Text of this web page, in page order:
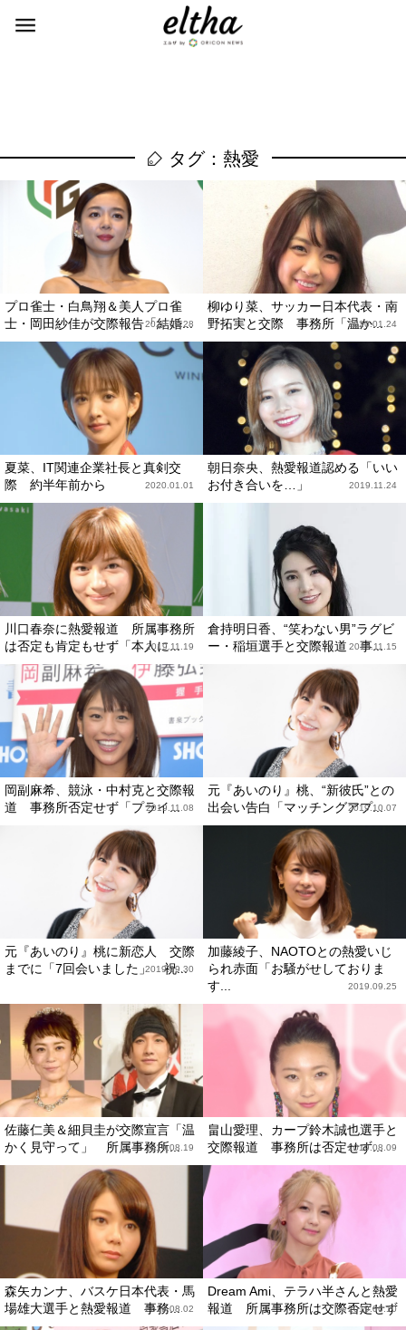
タグ：熱愛
プロ雀士・白鳥翔＆美人プロ雀
士・岡田紗佳が交際報告「結婚...
2020.04.28
柳ゆり菜、サッカー日本代表・南
野拓実と交際 事務所「温か...
2020.01.24
夏菜、IT関連企業社長と真剣交
際 約半年前から
2020.01.01
朝日奈央、熱愛報道認める「いい
お付き合いを…」
2019.11.24
川口春奈に熱愛報道 所属事務所
は否定も肯定もせず「本人に...
2019.11.19
倉持明日香、“笑わない男”ラグビ
ー・稲垣選手と交際報道 事...
2019.11.15
岡副麻希、競泳・中村克と交際報
道 事務所否定せず「プライ...
2019.11.08
元『あいのり』桃、“新彼氏”との
出会い告白「マッチングアプ...
2019.10.07
元『あいのり』桃に新恋人 交際
までに「7回会いました」 祝...
2019.09.30
加藤綾子、NAOTOとの熱愛いじ
られ赤面「お騒がせしておりま
す...
2019.09.25
佐藤仁美＆細貝圭が交際宣言「温
かく見守って」 所属事務所...
2019.08.19
畠山愛理、カープ鈴木誠也選手と
交際報道 事務所は否定せず...
2019.08.09
森矢カンナ、バスケ日本代表・馬
場雄大選手と熱愛報道 事務...
2019.08.02
Dream Ami、テラハ半さんと熱愛
報道 所属事務所は交際否定せず
2019.06.10